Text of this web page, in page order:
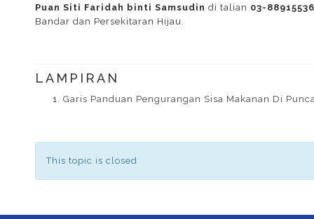
Puan Siti Faridah binti Samsudin di talian 03-88915536
Bandar dan Persekitaran Hijau.
LAMPIRAN
Garis Panduan Pengurangan Sisa Makanan Di
This topic is closed